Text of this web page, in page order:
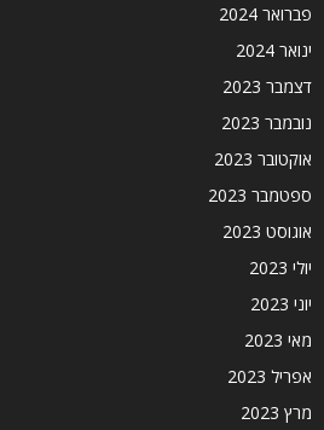
פברואר 2024
ינואר 2024
דצמבר 2023
נובמבר 2023
אוקטובר 2023
ספטמבר 2023
אוגוסט 2023
יולי 2023
יוני 2023
מאי 2023
אפריל 2023
מרץ 2023